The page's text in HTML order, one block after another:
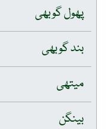
پھول گوبھی
بند گوبھی
میتھی
بینگن